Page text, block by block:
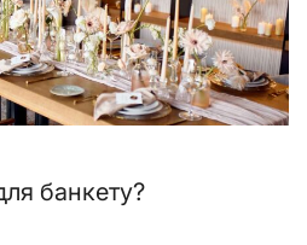
банкету?